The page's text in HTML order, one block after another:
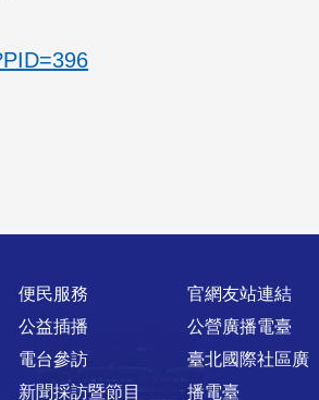
便民服務
公益插播
電台參訪
新聞採訪暨節目
官網友站連結
公營廣播電臺
臺北國際社區廣
播電臺